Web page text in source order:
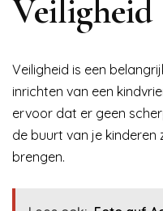
Veiligheid
Veiligheid is een
inrichten van een
ervoor dat er geen
de buurt van je kinderen
brengen.